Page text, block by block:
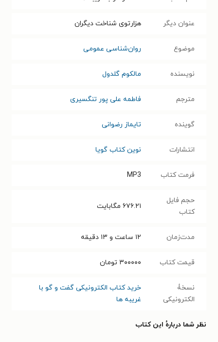
عنوان دیگر هزارتوی شناخت دیگران
موضوع روان‌شناسی عمومی
نویسنده مالکوم گلدول
مترجم فاطمه علی پور تنگسیری
گوینده تایماز رضوانی
انتشارات نوین کتاب گویا
فرمت کتاب MP3
حجم فایل
کتاب
۶۷۶.۲۱ مگابایت
مدت‌زمان ۱۲ ساعت و ۱۳ دقیقه
قیمت کتاب ۳۰۰۰۰۰ تومان
نسخۀ
الکترونیکی
خرید کتاب الکترونیکی گفت‌ و گو با
غریبه‌ ها
نظر شما دربارهٔ این کتاب